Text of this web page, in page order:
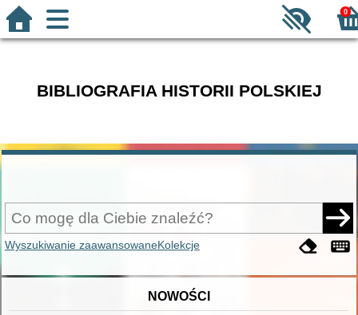
0
BIBLIOGRAFIA HISTORII POLSKIEJ
Wyszukiwanie zaawansowaneKolekcje
NOWOŚCI